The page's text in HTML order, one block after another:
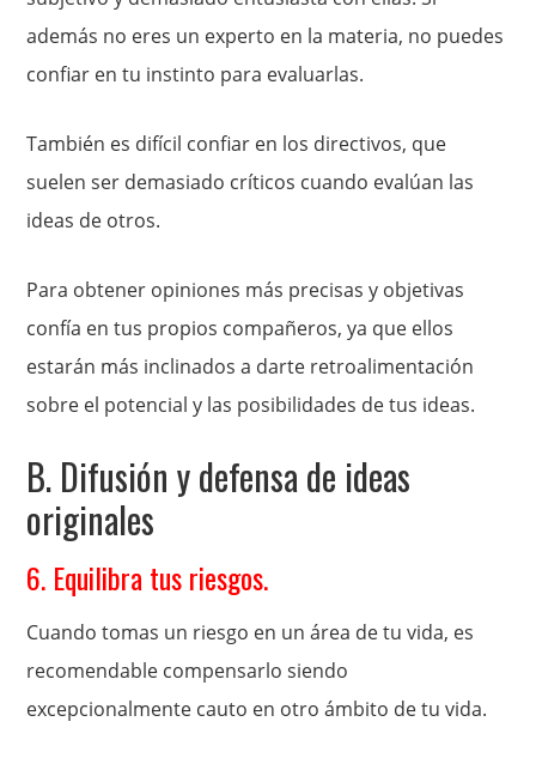
además no eres un experto en la materia, no puedes
confiar en tu instinto para evaluarlas.
También es difícil confiar en los directivos, que
suelen ser demasiado críticos cuando evalúan las
ideas de otros.
Para obtener opiniones más precisas y objetivas
confía en tus propios compañeros, ya que ellos
estarán más inclinados a darte retroalimentación
sobre el potencial y las posibilidades de tus ideas.
B. Difusión y defensa de ideas
originales
6. Equilibra tus riesgos.
Cuando tomas un riesgo en un área de tu vida, es
recomendable compensarlo siendo
excepcionalmente cauto en otro ámbito de tu vida.